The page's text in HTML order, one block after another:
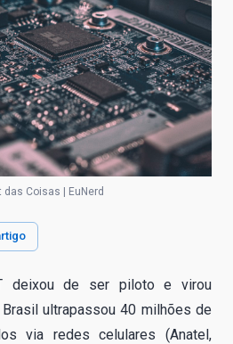
das Coisas | EuNerd
deixou de ser piloto e virou
ultrapassou 40 milhões de
via redes celulares (Anatel,